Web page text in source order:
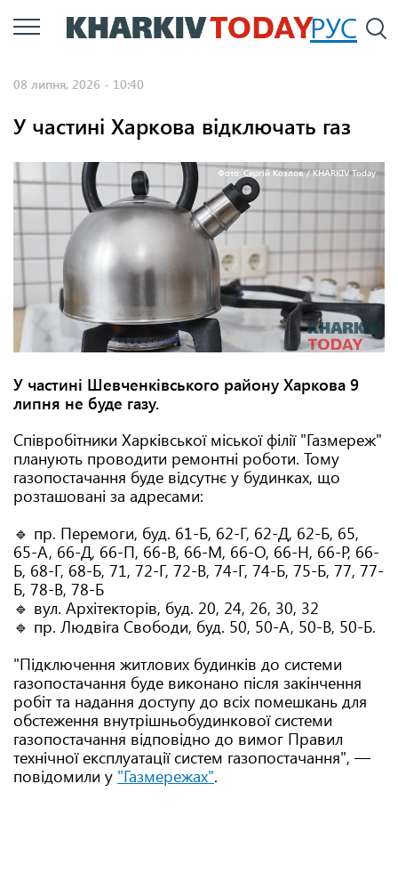
Перейти
до
РУС
08 липня, 2026 - 10:40
У частині Харкова відключать газ
Фото: Сергій Козлов / KHARKIV Today
У частині Шевченківського району Харкова 9
липня не буде газу.
Співробітники Харківської міської філії "Газмереж"
планують проводити ремонтні роботи. Тому
газопостачання буде відсутнє у будинках, що
розташовані за адресами:
🔹 пр. Перемоги, буд. 61-Б, 62-Г, 62-Д, 62-Б, 65,
65-А, 66-Д, 66-П, 66-В, 66-М, 66-О, 66-Н, 66-Р, 66-
Б, 68-Г, 68-Б, 71, 72-Г, 72-В, 74-Г, 74-Б, 75-Б, 77, 77-
Б, 78-В, 78-Б
🔹 вул. Архітекторів, буд. 20, 24, 26, 30, 32
🔹 пр. Людвіга Свободи, буд. 50, 50-А, 50-В, 50-Б.
"Підключення житлових будинків до системи
газопостачання буде виконано після закінчення
робіт та надання доступу до всіх помешкань для
обстеження внутрішньобудинкової системи
газопостачання відповідно до вимог Правил
технічної експлуатації систем газопостачання", —
повідомили у "Газмережах".